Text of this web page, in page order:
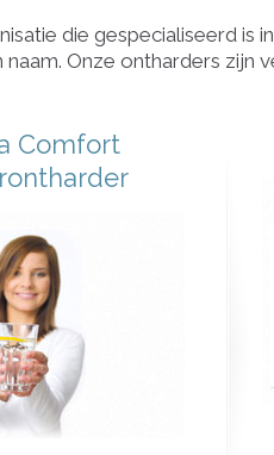
die gespecialiseerd is
Onze ontharders zijn
Comfort